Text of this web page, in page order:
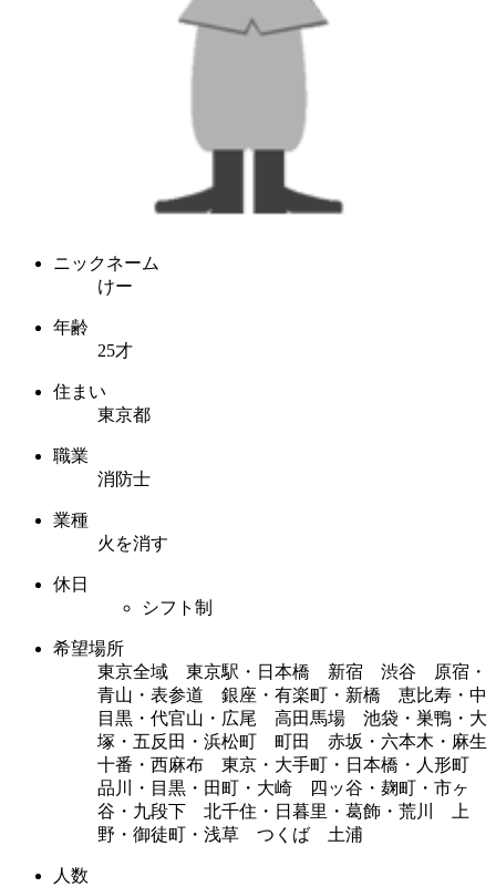
ニックネーム
けー
年齢
25才
住まい
東京都
職業
消防士
業種
火を消す
休日
シフト制
希望場所
東京全域 東京駅・日本橋 新宿 渋谷 原宿・
青山・表参道 銀座・有楽町・新橋 恵比寿・中
目黒・代官山・広尾 高田馬場 池袋・巣鴨・大
塚・五反田・浜松町 町田 赤坂・六本木・麻生
十番・西麻布 東京・大手町・日本橋・人形町
品川・目黒・田町・大崎 四ッ谷・麹町・市ヶ
谷・九段下 北千住・日暮里・葛飾・荒川 上
野・御徒町・浅草 つくば 土浦
人数